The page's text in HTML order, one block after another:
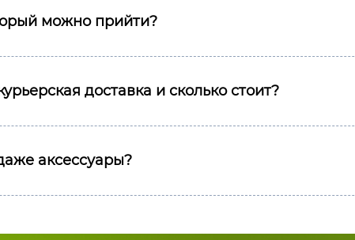
можно прийти?
доставка и сколько стоит?
аксессуары?